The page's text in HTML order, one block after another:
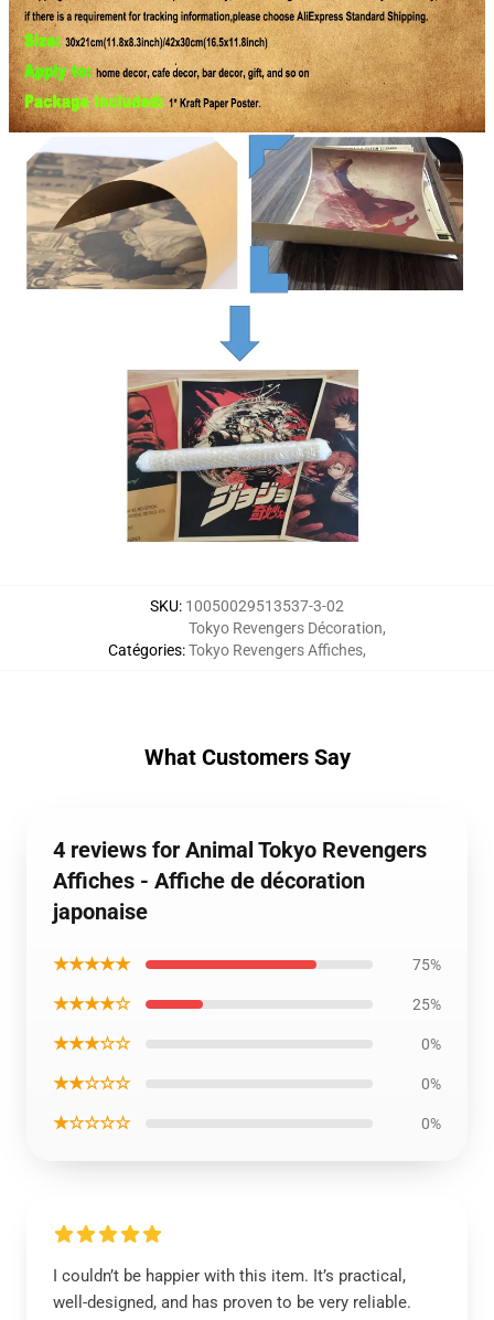
SKU: 10050029513537-3-02
Catégories:
Tokyo Revengers Décoration,
Tokyo Revengers Affiches,
What Customers Say
4 reviews for Animal Tokyo Revengers
Affiches - Affiche de décoration
japonaise
★★★★★ 75%
★★★★☆ 25%
★★★☆☆ 0%
★★☆☆☆ 0%
★☆☆☆☆ 0%
I couldn’t be happier with this item. It’s practical,
well-designed, and has proven to be very reliable.